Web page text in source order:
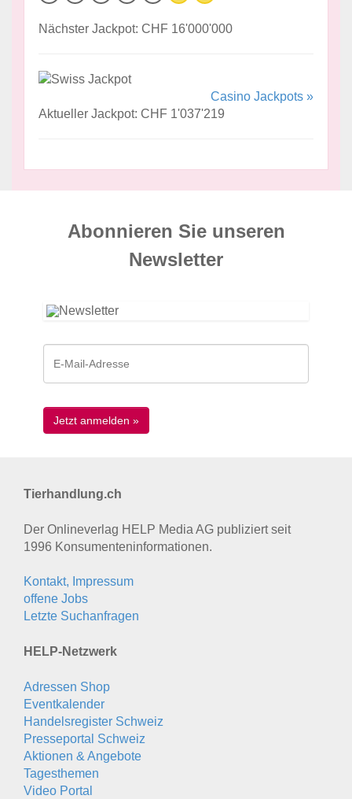
Nächster Jackpot: CHF 16'000'000
Casino Jackpots »
Aktueller Jackpot: CHF 1'037'219
Abonnieren Sie unseren
News­letter
Tierhandlung.ch
Der Onlineverlag HELP Media AG publiziert seit
1996 Konsumenten­informationen.
Kontakt, Impressum
offene Jobs
Letzte Suchanfragen
HELP-Netzwerk
Adressen Shop
Eventkalender
Handelsregister Schweiz
Presseportal Schweiz
Aktionen & Angebote
Tagesthemen
Video Portal